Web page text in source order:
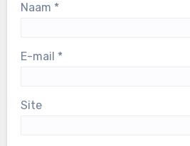
Naam *
E-mail *
Site